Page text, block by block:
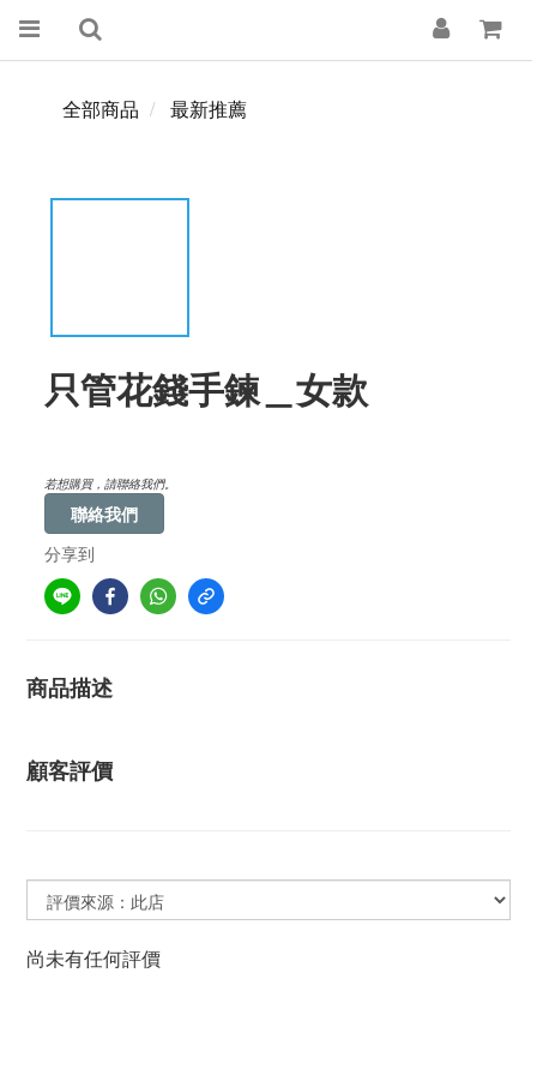
全部商品 最新推薦
只管花錢手鍊＿女款
若想購買，請聯絡我們。
聯絡我們
分享到
商品描述
顧客評價
尚未有任何評價